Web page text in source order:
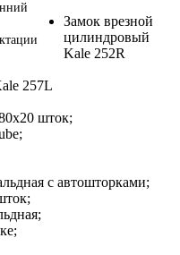
Замок врезной
цилиндровый
Kale 252R
257L
шток;
с автошторками;